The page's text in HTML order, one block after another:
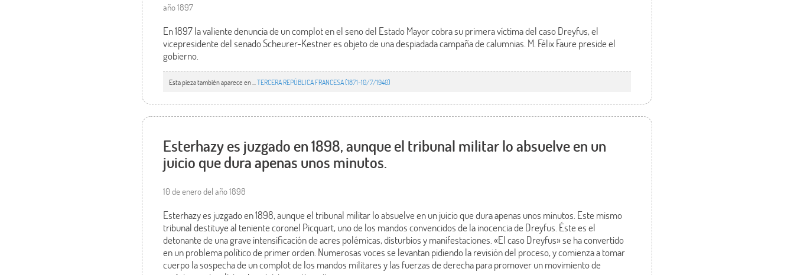
año 1897
En 1897 la valiente denuncia de un complot en el seno del Estado Mayor cobra su primera víctima del caso Dreyfus, el
vicepresidente del senado Scheurer-Kestner es objeto de una despiadada campaña de calumnias. M. Félix Faure preside el
gobierno.
Esta pieza también aparece en ...TERCERA REPÚBLICA FRANCESA (1871-10/7/1940)
Esterhazy es juzgado en 1898, aunque el tribunal militar lo absuelve en un
juicio que dura apenas unos minutos.
10 de enero del año 1898
Esterhazy es juzgado en 1898, aunque el tribunal militar lo absuelve en un juicio que dura apenas unos minutos. Este mismo
tribunal destituye al teniente coronel Picquart, uno de los mandos convencidos de la inocencia de Dreyfus. Éste es el
detonante de una grave intensificación de acres polémicas, disturbios y manifestaciones. «El caso Dreyfus» se ha convertido
en un problema político de primer orden. Numerosas voces se levantan pidiendo la revisión del proceso, y comienza a tomar
cuerpo la sospecha de un complot de los mandos militares y las fuerzas de derecha para promover un movimiento de